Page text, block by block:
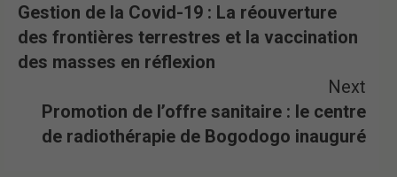
Gestion de la Covid-19 : La réouverture
des frontières terrestres et la vaccination
des masses en réflexion
Next
Promotion de l’offre sanitaire : le centre
de radiothérapie de Bogodogo inauguré